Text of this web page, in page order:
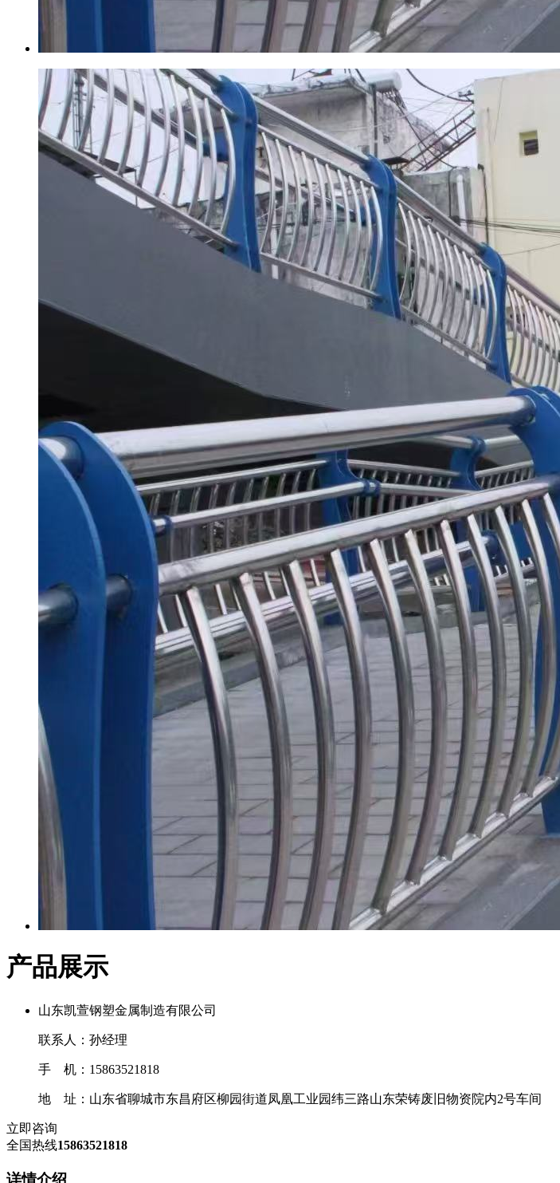
产品展示
山东凯萱钢塑金属制造有限公司
联系人：孙经理
手 机：15863521818
地 址：山东省聊城市东昌府区柳园街道凤凰工业园纬三路山东荣铸废旧物资院内2号车间
立即咨询
全国热线15863521818
详情介绍